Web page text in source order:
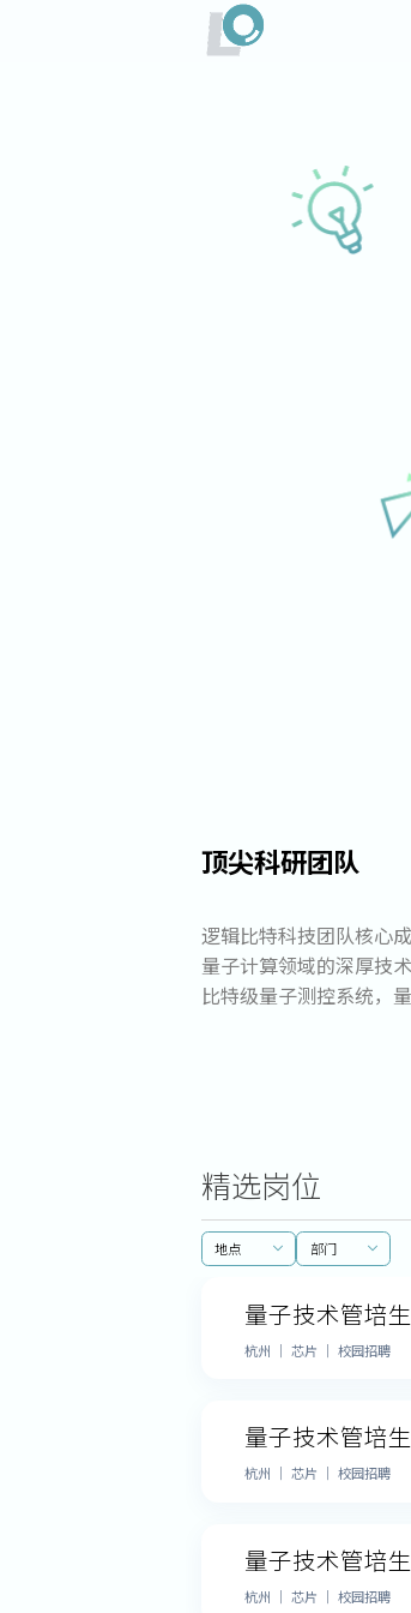
顶尖科研团队
逻辑比特科技团队核心
量子计算领域的深厚技
比特级量子测控系统，
精选岗位
地点 部门
量子技术管培
杭州 ｜ 芯片 ｜ 校园招聘
量子技术管培
杭州 ｜ 芯片 ｜ 校园招聘
量子技术管培
杭州 ｜ 芯片 ｜ 校园招聘